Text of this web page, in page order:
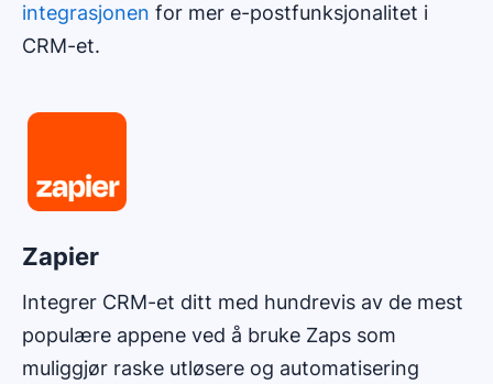
integrasjonen for mer e-postfunksjonalitet i
CRM-et.
Zapier
Integrer CRM-et ditt med hundrevis av de mest
populære appene ved å bruke Zaps som
muliggjør raske utløsere og automatisering